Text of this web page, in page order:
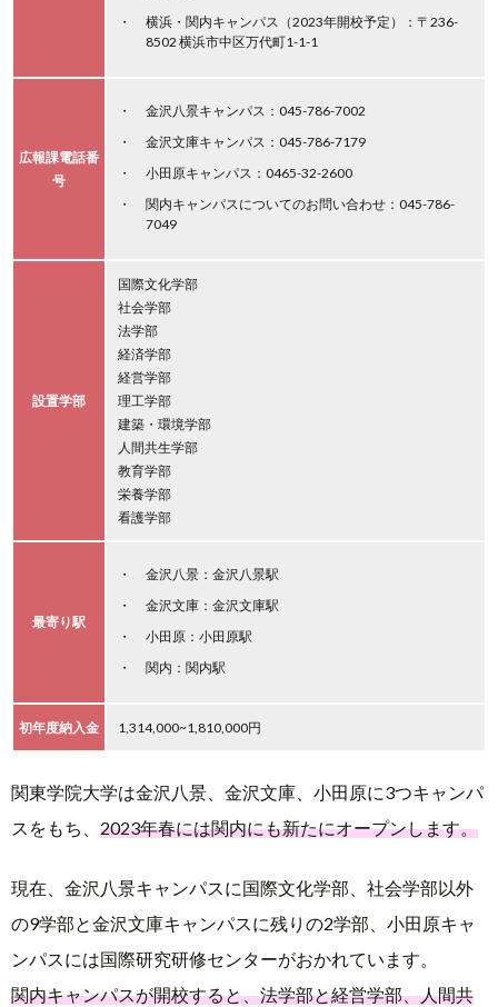
横浜・関内キャンパス（2023年開校予定）：〒236-
8502 横浜市中区万代町1-1-1
広報課電話番
号
金沢八景キャンパス：045-786-7002
金沢文庫キャンパス：045-786-7179
小田原キャンパス：0465-32-2600
関内キャンパスについてのお問い合わせ：045-786-
7049
設置学部
国際文化学部
社会学部
法学部
経済学部
経営学部
理工学部
建築・環境学部
人間共生学部
教育学部
栄養学部
看護学部
最寄り駅
金沢八景：金沢八景駅
金沢文庫：金沢文庫駅
小田原：小田原駅
関内：関内駅
初年度納入金 1,314,000~1,810,000円
関東学院大学は金沢八景、金沢文庫、小田原に3つキャンパ
スをもち、 2023年春には関内にも新たにオープンします。
現在、金沢八景キャンパスに国際文化学部、社会学部以外
の9学部と金沢文庫キャンパスに残りの2学部、小田原キャ
ンパスには国際研究研修センターがおかれています。
関内キャンパスが開校すると、法学部と経営学部、人間共